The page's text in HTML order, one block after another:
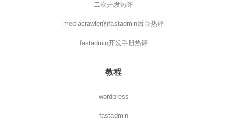
二次开发热评
mediacrawler的fastadmin后台热评
fastadmin开发手册热评
教程
wordpress
fastadmin